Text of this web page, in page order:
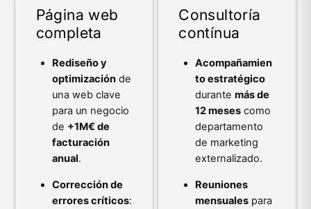
Página web
completa
Rediseño y
optimizaciónde
una web clave
para un negocio
de +1M€ de
facturación
anual.
Corrección de
errores críticos:
Consultoría
contínua
Acompañamien
to estratégico
durante más de
12 mesescomo
departamento
de marketing
externalizado.
Reuniones
mensualespara